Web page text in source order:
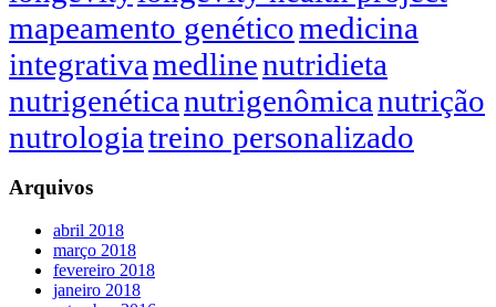
mapeamento genéticomedicina
integrativamedlinenutridieta
nutrigenéticanutrigenômicanutrição
nutrologiatreino personalizado
Arquivos
abril 2018
março 2018
fevereiro 2018
janeiro 2018